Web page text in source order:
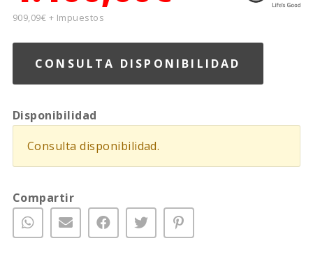
909,09€ + Impuestos
CONSULTA DISPONIBILIDAD
Disponibilidad
Consulta disponibilidad.
Compartir